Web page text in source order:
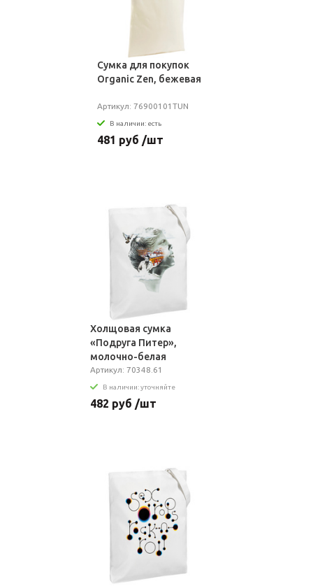
Сумка для покупок
Organic Zen, бежевая
Артикул: 76900101TUN
В наличии: есть
481 руб /шт
Холщовая сумка
«Подруга Питер»,
молочно-белая
Артикул: 70348.61
В наличии: уточняйте
482 руб /шт